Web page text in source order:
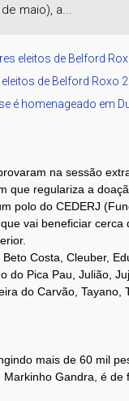
maio), a...
eleitos de Belford
de Belford Roxo
é homenageado em
na sessão
que regulariza a
polo do CEDERJ
vai beneficiar cerca
Costa, Cleuber,
do Pica Pau, Julião,
do Carvão, Tayano,
mais de 60 mil
Gandra, é de